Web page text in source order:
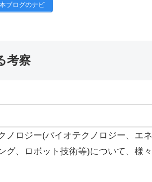
本ブログのナビ
考察
ノロジー(バイオテクノロジー、エネ
グ、ロボット技術等)について、様々